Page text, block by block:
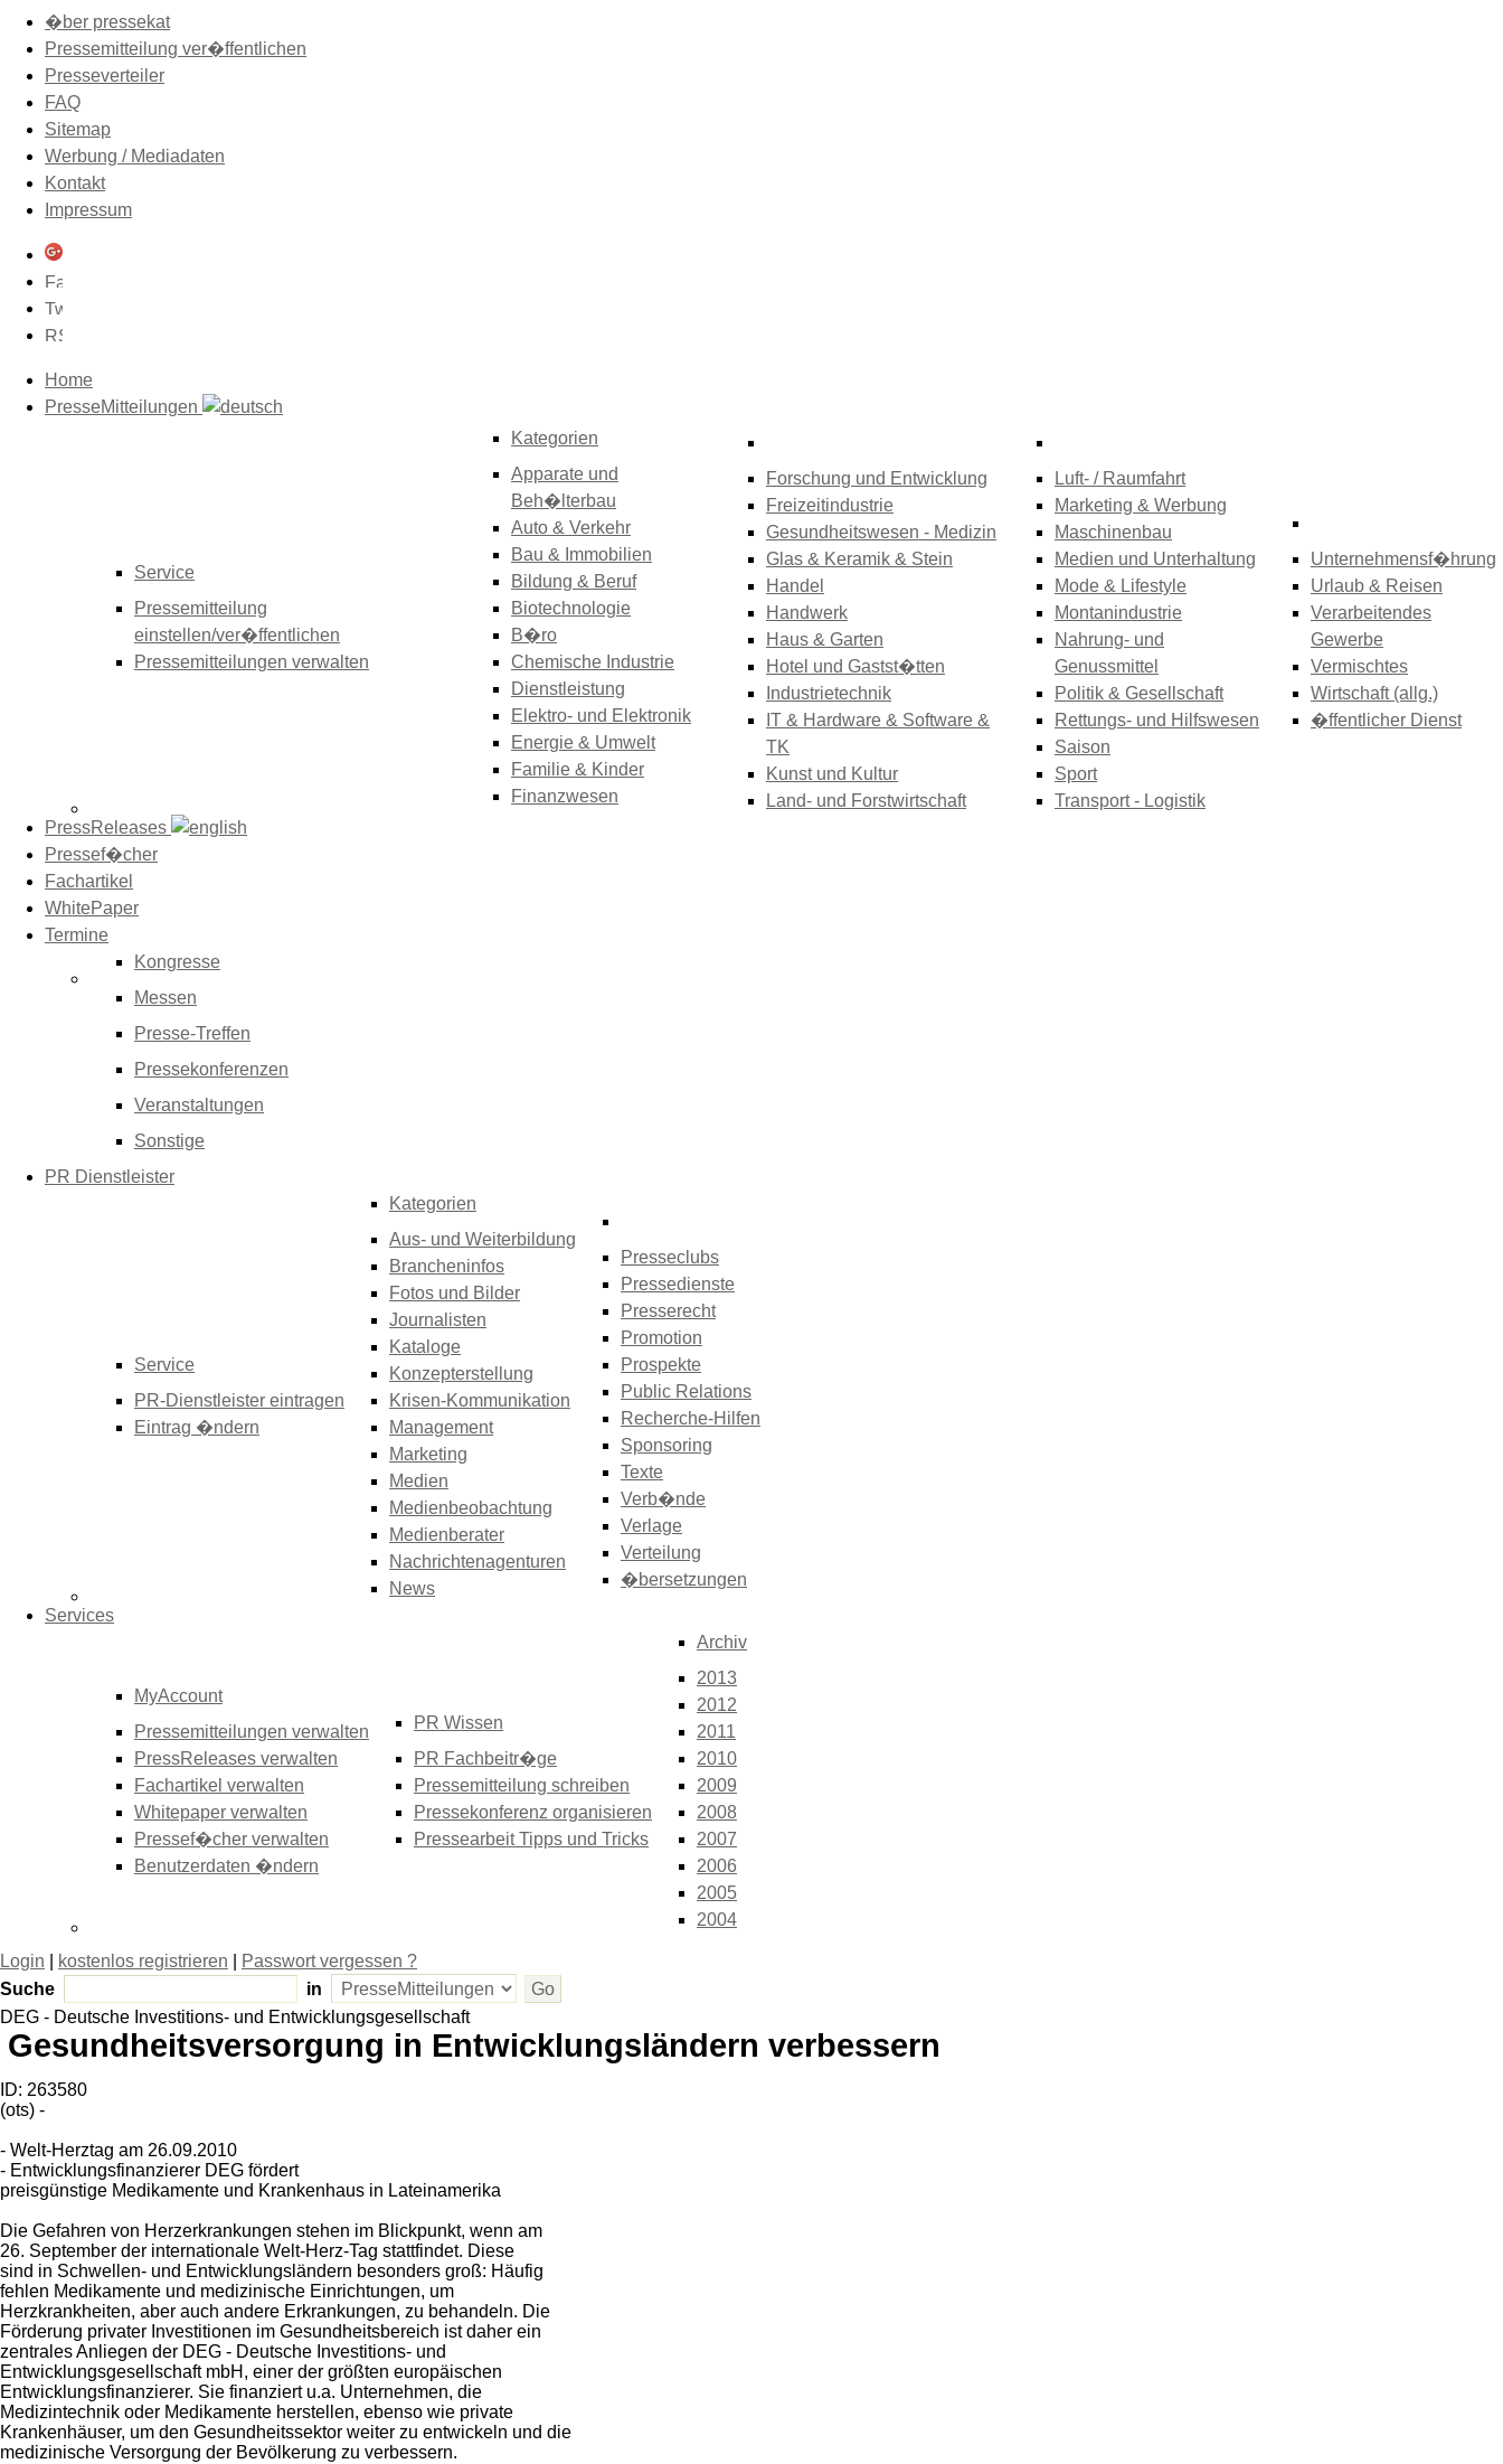
�ber pressekat
Pressemitteilung ver�ffentlichen
Presseverteiler
FAQ
Sitemap
Werbung / Mediadaten
Kontakt
Impressum
Home
PresseMitteilungen
Service
Pressemitteilung
einstellen/ver�ffentlichen
Pressemitteilungen verwalten
Kategorien
Apparate und
Beh�lterbau
Auto & Verkehr
Bau & Immobilien
Bildung & Beruf
Biotechnologie
B�ro
Chemische Industrie
Dienstleistung
Elektro- und Elektronik
Energie & Umwelt
Familie & Kinder
Finanzwesen
Forschung und Entwicklung
Freizeitindustrie
Gesundheitswesen - Medizin
Glas & Keramik & Stein
Handel
Handwerk
Haus & Garten
Hotel und Gastst�tten
Industrietechnik
IT & Hardware & Software &
TK
Kunst und Kultur
Land- und Forstwirtschaft
Luft- / Raumfahrt
Marketing & Werbung
Maschinenbau
Medien und Unterhaltung
Mode & Lifestyle
Montanindustrie
Nahrung- und
Genussmittel
Politik & Gesellschaft
Rettungs- und Hilfswesen
Saison
Sport
Transport - Logistik
Unternehmensf�hrung
Urlaub & Reisen
Verarbeitendes
Gewerbe
Vermischtes
Wirtschaft (allg.)
�ffentlicher Dienst
PressReleases
Pressef�cher
Fachartikel
WhitePaper
Termine
Kongresse
Messen
Presse-Treffen
Pressekonferenzen
Veranstaltungen
Sonstige
PR Dienstleister
Service
PR-Dienstleister eintragen
Eintrag �ndern
Kategorien
Aus- und Weiterbildung
Brancheninfos
Fotos und Bilder
Journalisten
Kataloge
Konzepterstellung
Krisen-Kommunikation
Management
Marketing
Medien
Medienbeobachtung
Medienberater
Nachrichtenagenturen
News
Presseclubs
Pressedienste
Presserecht
Promotion
Prospekte
Public Relations
Recherche-Hilfen
Sponsoring
Texte
Verb�nde
Verlage
Verteilung
�bersetzungen
Services
MyAccount
Pressemitteilungen verwalten
PressReleases verwalten
Fachartikel verwalten
Whitepaper verwalten
Pressef�cher verwalten
Benutzerdaten �ndern
PR Wissen
PR Fachbeitr�ge
Pressemitteilung schreiben
Pressekonferenz organisieren
Pressearbeit Tipps und Tricks
Archiv
2013
2012
2011
2010
2009
2008
2007
2006
2005
2004
Login kostenlos registrieren
Passwort vergessen ?
Suche
in
DEG - Deutsche Investitions- und Entwicklungsgesellschaft
Gesundheitsversorgung in Entwicklungsländern verbessern
ID: 263580
(ots) -
- Welt-Herztag am 26.09.2010
- Entwicklungsfinanzierer DEG fördert
preisgünstige Medikamente und Krankenhaus in Lateinamerika
Die Gefahren von Herzerkrankungen stehen im Blickpunkt, wenn am
26. September der internationale Welt-Herz-Tag stattfindet. Diese
sind in Schwellen- und Entwicklungsländern besonders groß: Häufig
fehlen Medikamente und medizinische Einrichtungen, um
Herzkrankheiten, aber auch andere Erkrankungen, zu behandeln. Die
Förderung privater Investitionen im Gesundheitsbereich ist daher ein
zentrales Anliegen der DEG - Deutsche Investitions- und
Entwicklungsgesellschaft mbH, einer der größten europäischen
Entwicklungsfinanzierer. Sie finanziert u.a. Unternehmen, die
Medizintechnik oder Medikamente herstellen, ebenso wie private
Krankenhäuser, um den Gesundheitssektor weiter zu entwickeln und die
medizinische Versorgung der Bevölkerung zu verbessern.